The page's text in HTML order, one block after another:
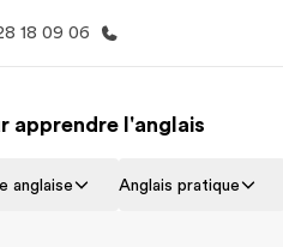
18 09 06
apprendre l'anglais
anglaise Anglais pratique